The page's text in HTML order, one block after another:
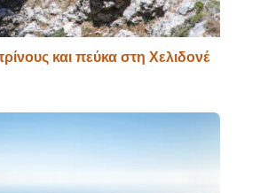
και πεύκα στη Χελιδονέ